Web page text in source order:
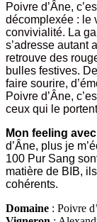
Poivre d’Âne,
décomplexée : le
convivialité. La
s’adresse autant
retrouve des
bulles festives.
faire sourire,
Poivre d’Âne,
ceux qui le
Mon feeling
d’Âne, plus je
100 Pur Sang
matière de BIB,
cohérents.
Domaine : Poivre